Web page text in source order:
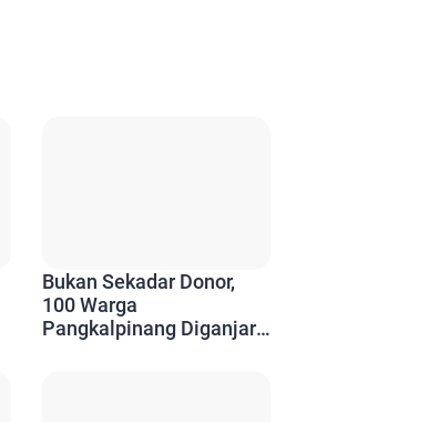
Bukan Sekadar Donor,
100 Warga
Pangkalpinang Diganjar